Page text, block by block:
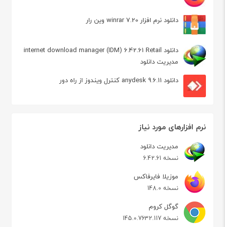
دانلود نرم افزار winrar 7.20 وین رار
دانلود internet download manager (IDM) 6.42.61 Retail
مدیریت دانلود
دانلود anydesk 9.6.11 کنترل ویندوز از راه دور
نرم افزارهای مورد نیاز
مدیریت دانلود
نسخه 6.42.61
موزیلا فایرفاکس
نسخه 148.0
گوگل کروم
نسخه 145.0.7632.117